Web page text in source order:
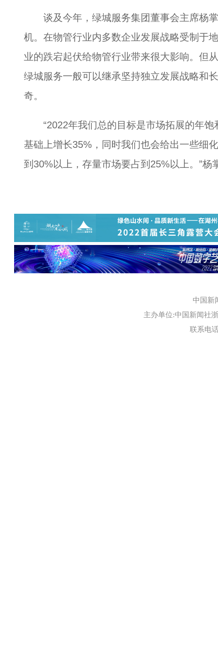
谈及今年，绿城服务集团董事会主席杨掌
机。在物管行业内多数企业发展战略受制于
业的跌宕起伏给物管行业带来很大影响。但
绿城服务一般可以继承坚持独立发展战略和
奇。
“2022年我们总的目标是市场拓展的年饱
基础上增长35%，同时我们也会给出一些细
到30%以上，存量市场要占到25%以上。”杨
中国新
主办单位:中国新闻社
联系电